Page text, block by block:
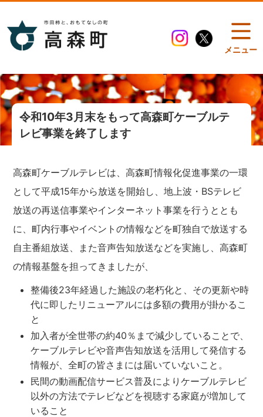
メニュー
令和10年3月末をもって高森町ケーブルテ
レビ事業を終了します
高森町ケーブルテレビは、高森町情報化促進事業の一環
として平成15年から放送を開始し、地上波・BSテレビ
放送の再送信事業やインターネット事業を行うととも
に、町内行事やイベントの情報などを町独自で放送する
自主番組放送、また音声告知放送などを実施し、高森町
の情報基盤を担ってきましたが、
整備後23年経過した施設の老朽化と、その更新や時
代に即したリニューアルには多額の費用が掛かるこ
と
加入者が全世帯の約40％まで減少していることで、
ケーブルテレビや音声告知放送を活用して発信する
情報が、全町の皆さまには届いていないこと。
民間の動画配信サービス普及によりケーブルテレビ
以外の方法でテレビなどを視聴する家庭が増加して
いること